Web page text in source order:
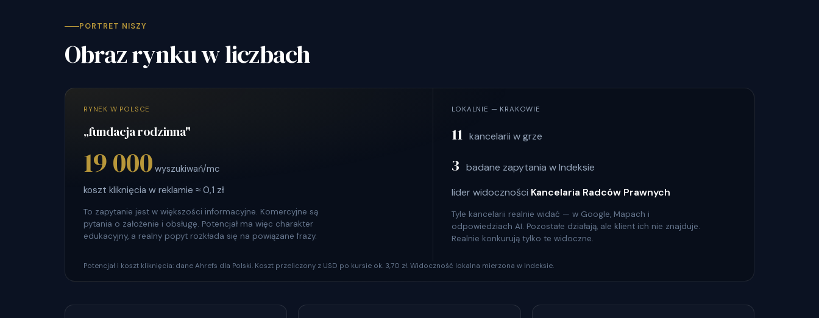
PORTRET NISZY
Obraz rynku w liczbach
RYNEK W POLSCE
„fundacja rodzinna"
19 000 wyszukiwań/mc
koszt kliknięcia w reklamie ≈ 0,1 zł
To zapytanie jest w większości informacyjne. Komercyjne są
pytania o założenie i obsługę. Potencjał ma więc charakter
edukacyjny, a realny popyt rozkłada się na powiązane frazy.
LOKALNIE — KRAKOWIE
11 kancelarii w grze
3 badane zapytania w Indeksie
lider widoczności Kancelaria Radców Prawnych
Tyle kancelarii realnie widać — w Google, Mapach i
odpowiedziach AI. Pozostałe działają, ale klient ich nie znajduje.
Realnie konkurują tylko te widoczne.
Potencjał i koszt kliknięcia: dane Ahrefs dla Polski. Koszt przeliczony z USD po kursie ok. 3,70 zł. Widoczność lokalna mierzona w Indeksie.